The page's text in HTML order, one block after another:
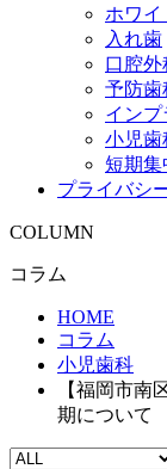
ホワ
入れ歯
口腔外
予防歯
インプ
小児歯
短期集
プライバシ
COLUMN
コラム
HOME
コラム
小児歯科
【福岡市南
期について